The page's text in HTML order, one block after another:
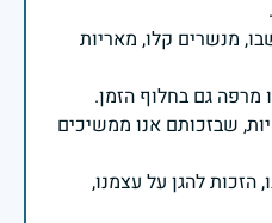
מנשרים קלו, מאריות
שבזכותם אנו ממשיכים
להגן על עצמנו,